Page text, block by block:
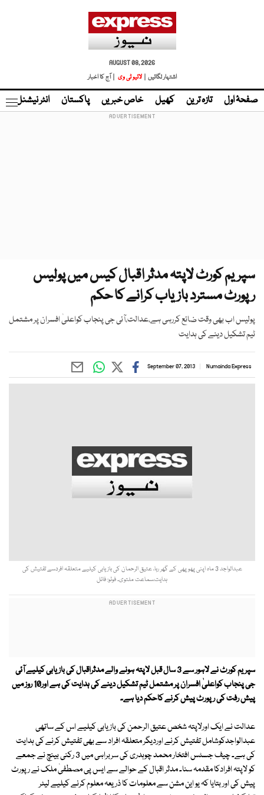
AUGUST 08, 2026
اشتہار لگائیں |
لائیو ٹی وی | آج کا اخبار
صفحۂ اول تازہ ترین کھیل خاص خبریں پاکستان انٹر نیشنل
سپریم کورٹ لاپتہ مدثر اقبال کیس میں پولیس
رپورٹ مسترد بازیاب کرانے کا حکم
پولیس اب بھی وقت ضائع کررہی ہے،عدالت،آئی جی پنجاب کواعلیٰ افسران پر مشتمل
ٹیم تشکیل دینے کی ہدایت
Numainda Express
September 07, 2013
عبدالواجد 3 ماہ اپنی پھوپھی کے گھر رہا، عتیق الرحمان کی بازیابی کیلیے متعلقہ افردسے تفتیش کی
ہدایت،سماعت ملتوی۔ فوٹو: فائل
سپریم کورٹ نے لاہور سے 3 سال قبل لاپتہ ہونے والے مدثراقبال کی بازیابی کیلیے آئی
جی پنجاب کواعلیٰ افسران پر مشتمل ٹیم تشکیل دینے کی ہدایت کی ہے اور10 روز میں
پیش رفت کی رپورٹ پیش کرنے کاحکم دیا ہے۔
عدالت نے ایک اورلاپتہ شخص عتیق الرحمن کی بازیابی کیلیے اس کے ساتھی
عبدالواجدکوشامل تفتیش کرنے اوردیگر متعلقہ افراد سے بھی تفتیش کرنے کی ہدایت
کی ہے۔ چیف جسٹس افتخار محمد چوہدری کی سربراہی میں 3 رکنی بینچ نے جمعے
کو لاپتہ افرادکا مقدمہ سنا۔ مدثر اقبال کے حوالے سے ایس پی مصطفیٰ ملک نے رپورٹ
پیش کی اور بتایا کہ یو این مشن سے معلومات کا ذریعہ معلوم کرنے کیلیے لیٹر